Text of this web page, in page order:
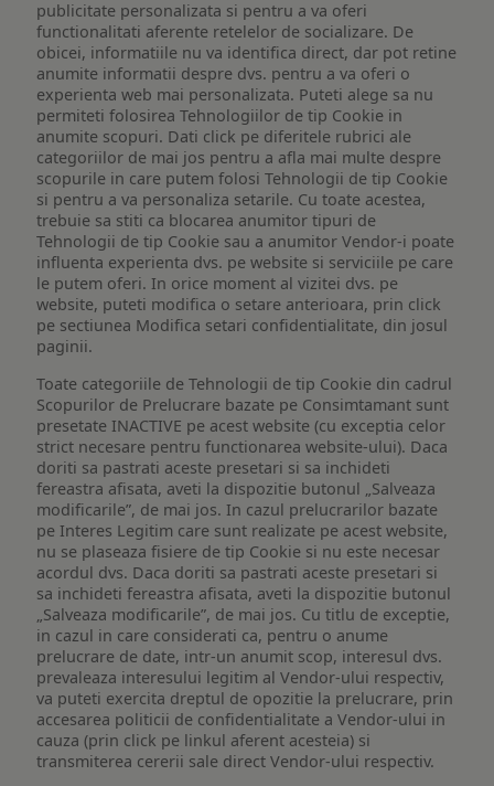
publicitate personalizata si pentru a va oferi
functionalitati aferente retelelor de socializare. De
obicei, informatiile nu va identifica direct, dar pot retine
anumite informatii despre dvs. pentru a va oferi o
experienta web mai personalizata. Puteti alege sa nu
permiteti folosirea Tehnologiilor de tip Cookie in
anumite scopuri. Dati click pe diferitele rubrici ale
categoriilor de mai jos pentru a afla mai multe despre
scopurile in care putem folosi Tehnologii de tip Cookie
si pentru a va personaliza setarile. Cu toate acestea,
trebuie sa stiti ca blocarea anumitor tipuri de
Tehnologii de tip Cookie sau a anumitor Vendor-i poate
influenta experienta dvs. pe website si serviciile pe care
le putem oferi. In orice moment al vizitei dvs. pe
website, puteti modifica o setare anterioara, prin click
pe sectiunea Modifica setari confidentialitate, din josul
paginii.
Toate categoriile de Tehnologii de tip Cookie din cadrul
Scopurilor de Prelucrare bazate pe Consimtamant sunt
presetate INACTIVE pe acest website (cu exceptia celor
strict necesare pentru functionarea website-ului). Daca
doriti sa pastrati aceste presetari si sa inchideti
fereastra afisata, aveti la dispozitie butonul „Salveaza
modificarile”, de mai jos. In cazul prelucrarilor bazate
pe Interes Legitim care sunt realizate pe acest website,
nu se plaseaza fisiere de tip Cookie si nu este necesar
acordul dvs. Daca doriti sa pastrati aceste presetari si
sa inchideti fereastra afisata, aveti la dispozitie butonul
„Salveaza modificarile”, de mai jos. Cu titlu de exceptie,
in cazul in care considerati ca, pentru o anume
prelucrare de date, intr-un anumit scop, interesul dvs.
prevaleaza interesului legitim al Vendor-ului respectiv,
va puteti exercita dreptul de opozitie la prelucrare, prin
accesarea politicii de confidentialitate a Vendor-ului in
cauza (prin click pe linkul aferent acesteia) si
transmiterea cererii sale direct Vendor-ului respectiv.